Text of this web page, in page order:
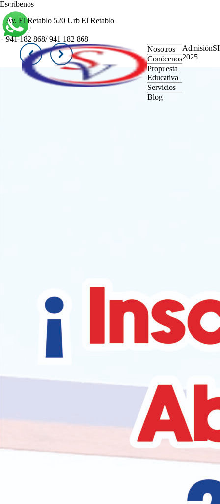
Av. El Retablo 520 Urb El Retablo
941 182 868/ 941 182 868
Nosotros
Conócenos
Propuesta
Educativa
Servicios
Blog
Admisión
2025
Escríbenos